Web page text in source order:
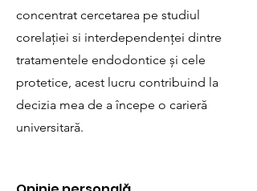
concentrat cercetarea pe studiul
corelației si interdependenței dintre
tratamentele endodontice și cele
protetice, acest lucru contribuind la
decizia mea de a începe o carieră
universitară.